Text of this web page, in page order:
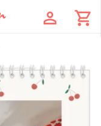
profile shopping_cart